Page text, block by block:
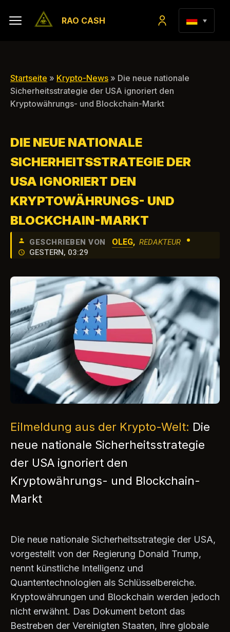
RAO CASH
Startseite » Krypto-News » Die neue nationale
Sicherheitsstrategie der USA ignoriert den
Kryptowährungs- und Blockchain-Markt
DIE NEUE NATIONALE
SICHERHEITSSTRATEGIE DER
USA IGNORIERT DEN
KRYPTOWÄHRUNGS- UND
BLOCKCHAIN-MARKT
GESCHRIEBEN VON OLEG, REDAKTEUR •
GESTERN, 03:29
Eilmeldung aus der Krypto-Welt: Die
neue nationale Sicherheitsstrategie
der USA ignoriert den
Kryptowährungs- und Blockchain-
Markt
Die neue nationale Sicherheitsstrategie der USA,
vorgestellt von der Regierung Donald Trump,
nennt künstliche Intelligenz und
Quantentechnologien als Schlüsselbereiche.
Kryptowährungen und Blockchain werden jedoch
nicht erwähnt. Das Dokument betont das
Bestreben der Vereinigten Staaten, ihre globale